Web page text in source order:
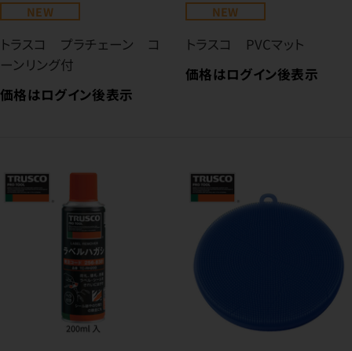
NEW
トラスコ プラチェーン コ
ーンリング付
価格はログイン後表示
NEW
トラスコ PVCマット
価格はログイン後表示